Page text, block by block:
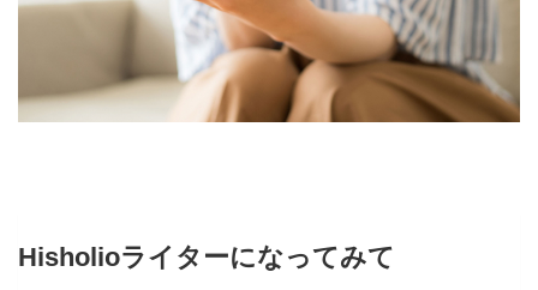
Hisholioライターになってみて